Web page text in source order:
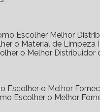
Escolher Melhor
o Material de Limpeza
o Melhor
Escolher o Melhor
Escolher o Melhor